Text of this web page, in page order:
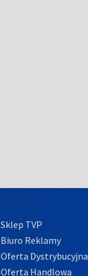
Sklep TVP
Biuro Reklamy
Oferta Dystrybucyjna
Oferta Handlowa